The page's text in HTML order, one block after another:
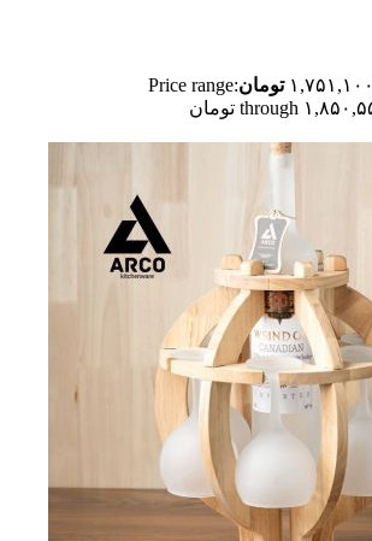
۱,۷۵۱,۱۰۰ تومانPrice range: